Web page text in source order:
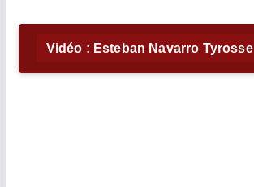
Vidéo : Esteban Navarro Tyrosse